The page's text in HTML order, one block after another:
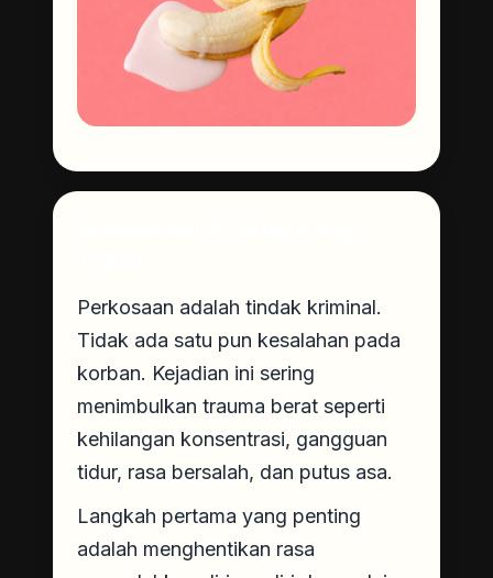
Perkosaan adalah tindak kriminal.
Tidak ada satu pun kesalahan pada
korban. Kejadian ini sering
menimbulkan trauma berat seperti
kehilangan konsentrasi, gangguan
tidur, rasa bersalah, dan putus asa.
Langkah pertama yang penting
adalah menghentikan rasa